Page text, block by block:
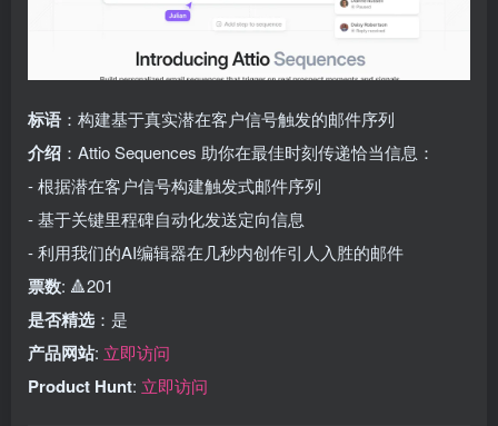
标语 ：构建基于真实潜在客户信号触发的邮件序列
介绍 ：Attio Sequences 助你在最佳时刻传递恰当信息：
- 根据潜在客户信号构建触发式邮件序列
- 基于关键里程碑自动化发送定向信息
- 利用我们的AI编辑器在几秒内创作引人入胜的邮件
票数: 🔺201
是否精选 ：是
产品网站: 立即访问
Product Hunt: 立即访问